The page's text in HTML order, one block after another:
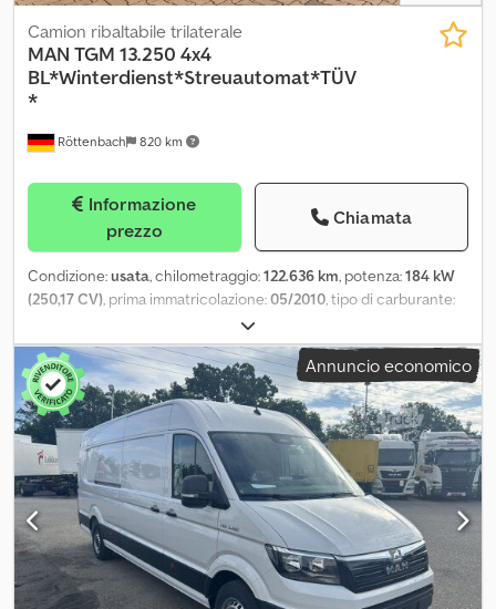
Röttenbach 820 km
Camion ribaltabile trilaterale
MAN TGM 13.250 4x4
BL*Winterdienst*Streuautomat*TÜV
*
prezzo
Chiamata
Condizione:usata, chilometraggio:122.636 km, potenza:184 kW
(250,17 CV), prima immatricolazione:05/2010, tipo di carburante:
13.000 kg
assi, prossima ispezione (TÜV):05/2027, colore:beige, tipo di
ingranaggio:automatico, classe di emissione:Euro 5, Anno di
produzione:2009, Equipaggiamento:ABS, programma
elettronico di stabilità (ESP), trazione integrale, * dotato di
spargisale Gmeiner Yeti 3000W * piastra di montaggio e attacchi
idraulici per lama da neve * revisione tecnica (TÜV) valida fino al
05/2027 * controllo dei gas di scarico (SP) valido fino all'11/2026 *
trazione integrale * cambio automatico La nostra offerta è
generalmente proposta senza l'esecuzione della revisione
tecnica (HU/AU/SP) e senza l'immatricolazione. Salvo errori e
vendita anticipata. Le visite sono possibili solo su appuntamento.
Le richieste tramite WhatsApp non verranno prese in
Annuncio economico